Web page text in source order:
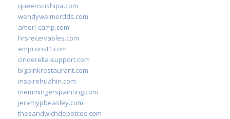
queensushipa.com
wendyweimerdds.com
ameri-camp.com
hrsreceivables.com
empconst1.com
cinderella-support.com
bigpinkrestaurant.com
inspirehuahin.com
memmingerspainting.com
jeremypbeasley.com
thesandwichdepotcos.com